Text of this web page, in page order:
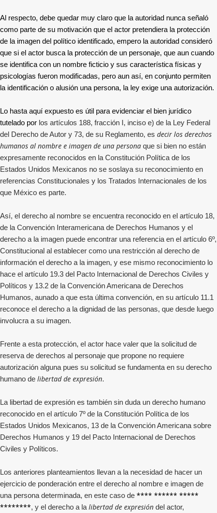
Al respecto, debe quedar muy claro que la autoridad nunca señaló
como parte de su motivación que el actor pretendiera la protección
de la imagen del político identificado, empero la autoridad consideró
que si el actor busca la protección de un personaje, que aun cuando
se identifica con un nombre ficticio y sus característica físicas y
psicologías fueron modificadas, pero aun así, en conjunto permiten
la identificación o alusión una persona, la ley exige una autorización.
Lo hasta aquí expuesto es útil para evidenciar el bien jurídico
tutelado por los artículos 188, fracción I, inciso e) de la Ley Federal
del Derecho de Autor y 73, de su Reglamento, es decir los derechos
humanos al nombre e imagen de una persona que si bien no están
expresamente reconocidos en la Constitución Política de los
Estados Unidos Mexicanos no se soslaya su reconocimiento en
referencias Constitucionales y los Tratados Internacionales de los
que México es parte.
Así, el derecho al nombre se encuentra reconocido en el artículo 18,
de la Convención Interamericana de Derechos Humanos y el
derecho a la imagen puede encontrar una referencia en el artículo 6º,
Constitucional al establecer como una restricción al derecho de
información el derecho a la imagen, y ese mismo reconocimiento lo
hace el artículo 19.3 del Pacto Internacional de Derechos Civiles y
Políticos y 13.2 de la Convención Americana de Derechos
Humanos, aunado a que esta última convención, en su artículo 11.1
reconoce el derecho a la dignidad de las personas, que desde luego
involucra a su imagen.
Frente a esta protección, el actor hace valer que la solicitud de
reserva de derechos al personaje que propone no requiere
autorización alguna pues su solicitud se fundamenta en su derecho
humano de libertad de expresión.
La libertad de expresión es también sin duda un derecho humano
reconocido en el artículo 7º de la Constitución Política de los
Estados Unidos Mexicanos, 13 de la Convención Americana sobre
Derechos Humanos y 19 del Pacto Internacional de Derechos
Civiles y Políticos.
Los anteriores planteamientos llevan a la necesidad de hacer un
ejercicio de ponderación entre el derecho al nombre e imagen de
una persona determinada, en este caso de **** ****** *****
********, y el derecho a la libertad de expresión del actor,